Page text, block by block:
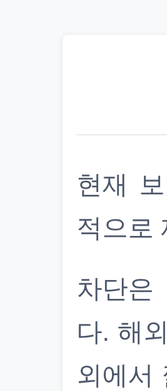
현재
적으로
차단은
다. 해
외에서